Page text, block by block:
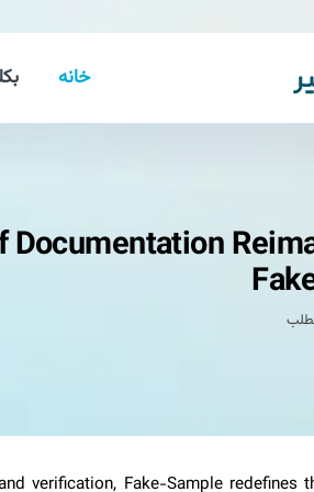
خانه
Documentation
verification, Fake-Sample redefines